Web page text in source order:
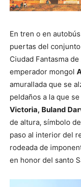
En tren o en
puertas del
Ciudad Fantasma
emperador mongol
amurallada que se
peldaños a la que
Victoria, Buland
de altura, símbolo
paso al interior del
rodeada de
en honor del santo